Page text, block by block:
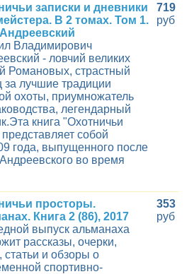
записки и дневники
В 2 томах. Том 1.
Владимирович
- ловчий великих
Романовых, страстный
за лучшие традиции
охоты, приумножатель
легендарный
книга "Охотничьи
собой
года, выпущенного после
во время
719
руб
просторы.
Книга 2 (86), 2017
выпуск альманаха
рассказы, очерки,
статьи и обзоры о
спортивно-
353
руб